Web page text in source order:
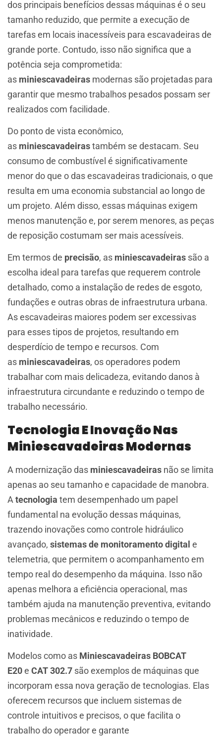
dos principais benefícios dessas máquinas é o seu
tamanho reduzido, que permite a execução de
tarefas em locais inacessíveis para escavadeiras de
grande porte. Contudo, isso não significa que a
potência seja comprometida:
as miniescavadeiras modernas são projetadas para
garantir que mesmo trabalhos pesados possam ser
realizados com facilidade.
Do ponto de vista econômico,
as miniescavadeirastambém se destacam. Seu
consumo de combustível é significativamente
menor do que o das escavadeiras tradicionais, o que
resulta em uma economia substancial ao longo de
um projeto. Além disso, essas máquinas exigem
menos manutenção e, por serem menores, as peças
de reposição costumam ser mais acessíveis.
Em termos de precisão, as miniescavadeiras são a
escolha ideal para tarefas que requerem controle
detalhado, como a instalação de redes de esgoto,
fundações e outras obras de infraestrutura urbana.
As escavadeiras maiores podem ser excessivas
para esses tipos de projetos, resultando em
desperdício de tempo e recursos. Com
as miniescavadeiras, os operadores podem
trabalhar com mais delicadeza, evitando danos à
infraestrutura circundante e reduzindo o tempo de
trabalho necessário.
Tecnologia E Inovação Nas
Miniescavadeiras Modernas
A modernização das miniescavadeiras não se limita
apenas ao seu tamanho e capacidade de manobra.
A tecnologia tem desempenhado um papel
fundamental na evolução dessas máquinas,
trazendo inovações como controle hidráulico
avançado, sistemas de monitoramento digital e
telemetria, que permitem o acompanhamento em
tempo real do desempenho da máquina. Isso não
apenas melhora a eficiência operacional, mas
também ajuda na manutenção preventiva, evitando
problemas mecânicos e reduzindo o tempo de
inatividade.
Modelos como as Miniescavadeiras BOBCAT
E20e CAT 302.7 são exemplos de máquinas que
incorporam essa nova geração de tecnologias. Elas
oferecem recursos que incluem sistemas de
controle intuitivos e precisos, o que facilita o
trabalho do operador e garante